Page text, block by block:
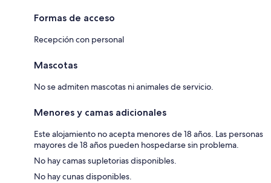
Formas de acceso
Recepción con personal
Mascotas
No se admiten mascotas ni animales de servicio.
Menores y camas adicionales
Este alojamiento no acepta menores de 18 años. Las personas
mayores de 18 años pueden hospedarse sin problema.
No hay camas supletorias disponibles.
No hay cunas disponibles.